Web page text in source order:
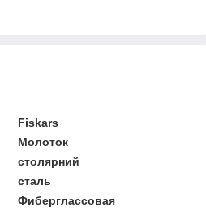
Fiskars
Молоток
столярний
сталь
Фиберглассовая